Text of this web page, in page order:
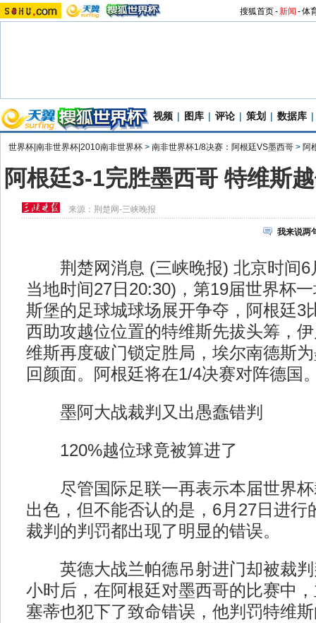
搜狐首页-新闻 -体
视频 | 图库 | 评论 | 策划 | 数据库 |
世界杯|南非世界杯|2010南非世界杯 > 南非世界杯1/8决赛：阿根廷VS墨西哥 > 阿
阿根廷3-1完胜墨西哥 特维斯
来源： 荆楚网-三峡晚报
我来说两
荆楚网消息 (三峡晚报) 北京时间6
当地时间27日20:30)，第19届世界杯
斯堡的足球城球场展开争夺，阿根廷3
西助攻越位位置的特维斯先拔头筹，
维斯再度破门锁定胜局，埃尔南德斯
回颜面。阿根廷将在1/4决赛对阵德国
墨阿大战裁判又出愚蠢错判
120%越位球竟被算进了
尽管国际足联一再表示本届世界杯
出色，但不能否认的是，6月27日进行
裁判的判罚都出现了明显的错误。
英德大战兰帕德吊射进门却被裁判
小时后，在阿根廷对墨西哥的比赛中
塞蒂也犯下了致命错误，他判罚特维